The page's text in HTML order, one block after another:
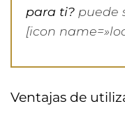
para ti? puede
[icon
Ventajas de